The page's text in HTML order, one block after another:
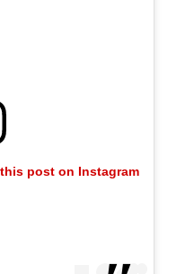
post on Instagram